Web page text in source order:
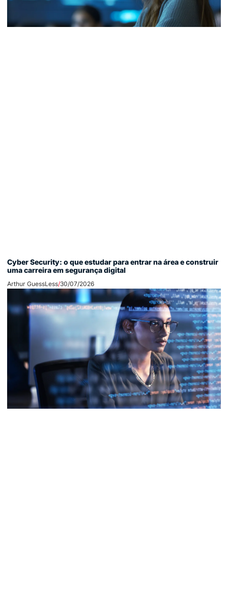
Cyber Security: o que estudar para entrar na área e construir
uma carreira em segurança digital
Arthur GuessLess 30/07/2026